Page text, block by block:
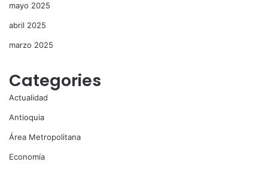
mayo 2025
abril 2025
marzo 2025
Categories
Actualidad
Antioquia
Área Metropolitana
Economía